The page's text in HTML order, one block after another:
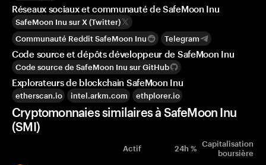
Réseaux sociaux et communauté de SafeMoon Inu
SafeMoon Inu sur X (Twitter)
Communauté Reddit SafeMoon Inu
Telegram
Code source et dépôts développeur de SafeMoon Inu
Code source de SafeMoon Inu sur GitHub
Explorateurs de blockchain SafeMoon Inu
etherscan.io intel.arkm.com ethplorer.io
Cryptomonnaies similaires à SafeMoon Inu
(SMI)
Actif 24h % Capitalisation
boursière